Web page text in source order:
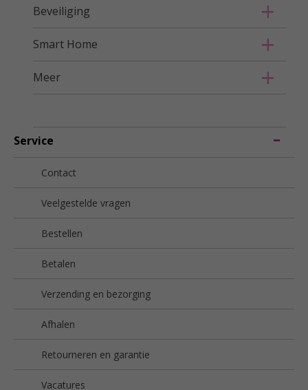
Beveiliging
Smart Home
Meer
Service
Contact
Veelgestelde vragen
Bestellen
Betalen
Verzending en bezorging
Afhalen
Retourneren en garantie
Vacatures